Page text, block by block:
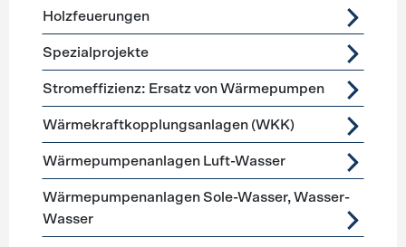
Holzfeuerungen
Spezialprojekte
Stromeffizienz: Ersatz von Wärmepumpen
Wärmekraftkopplungsanlagen (WKK)
Wärmepumpenanlagen Luft-Wasser
Wärmepumpenanlagen Sole-Wasser, Wasser-
Wasser